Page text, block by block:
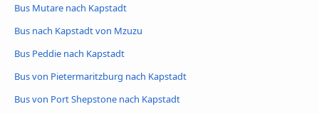
Bus Mutare nach Kapstadt
Bus nach Kapstadt von Mzuzu
Bus Peddie nach Kapstadt
Bus von Pietermaritzburg nach Kapstadt
Bus von Port Shepstone nach Kapstadt